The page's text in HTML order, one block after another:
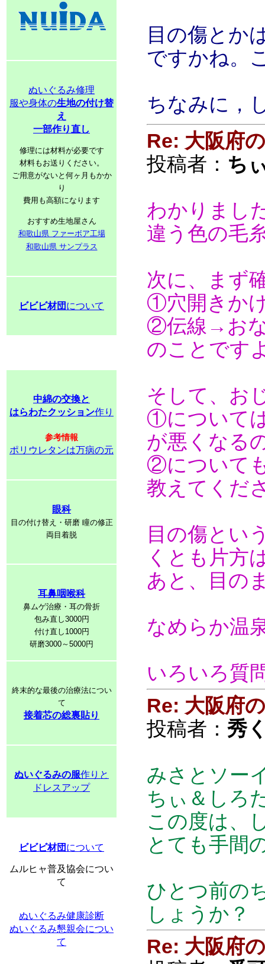
ぬいぐるみ修理
服や身体の生地の付け替
え
一部作り直し
修理には材料が必要です
材料もお送りください。
ご用意がないと何ヶ月もかか
り
費用も高額になります
おすすめ生地屋さん
和歌山県 ファーボア工場
和歌山県 サンプラス
ビビビ材団 について
中綿の交換と
はらわたクッション作り
参考情報
ポリウレタンは万病の元
眼科
目の付け替え・研磨 瞳の修正
両目着脱
耳鼻咽喉科
鼻ムゲ治療・耳の骨折
包み直し3000円
付け直し1000円
研磨3000～5000円
終末的な最後の治療法につい
て
接着芯の総裏貼り
ぬいぐるみの服作りと
ドレスアップ
ビビビ材団 について
ムルヒャ普及協会につい
て
ぬいぐるみ健康診断
ぬいぐるみ懇親会につい
て
目の傷とか
ですかね。
ちなみに，
Re: 大阪府
投稿者： ち
わかりまし
違う色の毛
次に、まず
①穴開きか
②伝線→お
のことです
そして、お
①について
が悪くなる
②について
教えてくだ
目の傷とい
くとも片方
あと、目の
なめらか温
いろいろ質
Re: 大阪府
投稿者： 秀
みさとソー
ちぃ＆しろ
この度は、
とても手間
ひとつ前の
しょうか？
Re: 大阪府